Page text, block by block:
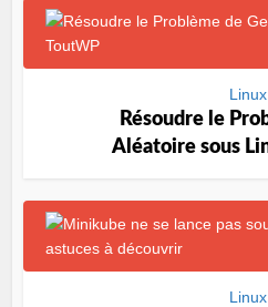
Linux
Résoudre le
Aléatoire sous
Linux